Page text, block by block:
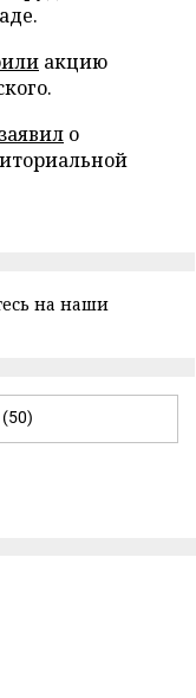
акцию
заявил о
на наши
(50)